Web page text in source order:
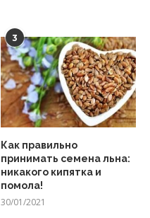
3
Как правильно
принимать семена льна:
никакого кипятка и
помола!
30/01/2021